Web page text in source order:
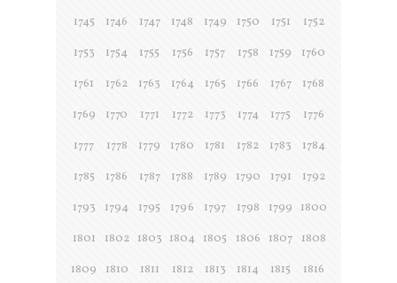
1745
1746 1747 1748 1749 1750 1751
1752
1753
1754 1755 1756 1757 1758 1759
1760
1761
1762 1763 1764 1765 1766 1767
1768
1769
1770 1771 1772 1773 1774 1775
1776
1777
1778 1779 1780 1781 1782 1783
1784
1785
1786 1787 1788 1789 1790 1791
1792
1793
1794 1795 1796 1797 1798 1799
1800
1801
1802 1803 1804 1805 1806 1807
1808
1809
1810 1811 1812 1813 1814 1815
1816